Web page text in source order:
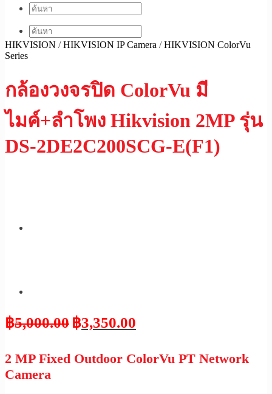
HIKVISION / HIKVISION IP Camera / HIKVISION ColorVu
Series
กล้องวงจรปิด ColorVu มี
ไมค์+ลำโพง Hikvision 2MP รุ่น
DS-2DE2C200SCG-E(F1)
฿5,000.00 ฿3,350.00
2 MP Fixed Outdoor ColorVu PT Network
Camera